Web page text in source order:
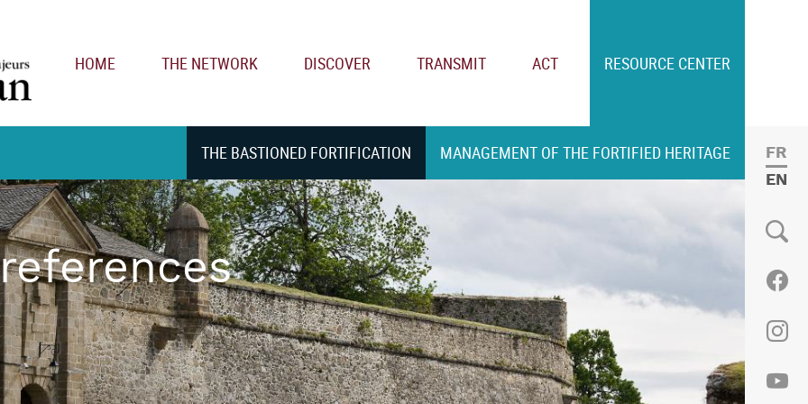
HOME THE NETWORK DISCOVER TRANSMIT ACT RESOURCE CENTER
Social
THE BASTIONED FORTIFICATION MANAGEMENT OF THE FORTIFIED HERITAGE